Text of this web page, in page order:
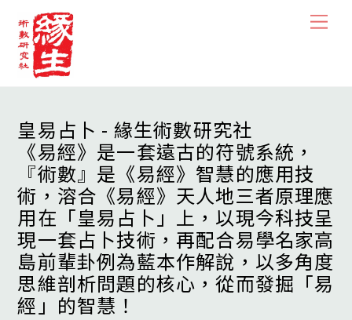
content
皇易占卜 - 緣生術數研究社
《易經》是一套遠古的符號系統，
『術數』是《易經》智慧的應用技
術，溶合《易經》天人地三者原理應
用在「皇易占卜」上，以現今科技呈
現一套占卜技術，再配合易學名家高
島前輩卦例為藍本作解說，以多角度
思維剖析問題的核心，從而發掘「易
經」的智慧！